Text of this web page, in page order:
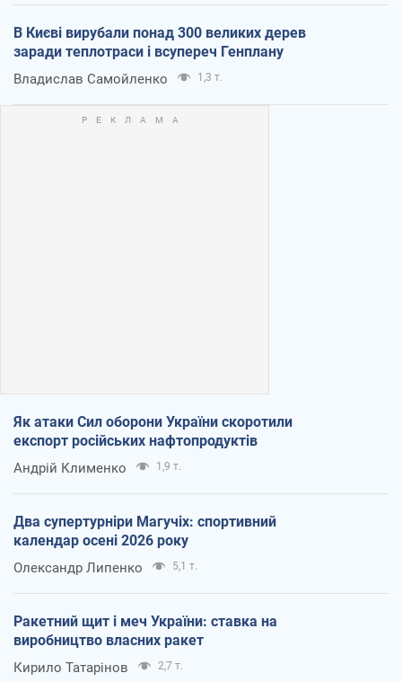
В Києві вирубали понад 300 великих дерев
заради теплотраси і всупереч Генплану
Владислав Самойленко 1,3 т.
Як атаки Сил оборони України скоротили
експорт російських нафтопродуктів
Андрій Клименко 1,9 т.
Два супертурніри Магучіх: спортивний
календар осені 2026 року
Олександр Липенко 5,1 т.
Ракетний щит і меч України: ставка на
виробництво власних ракет
Кирило Татарінов 2,7 т.